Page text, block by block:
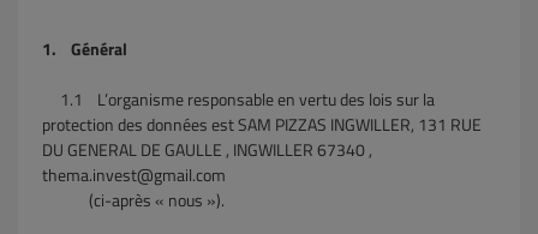
1. Général
1.1
L’organisme responsable en vertu des lois sur la
protection des données est SAM PIZZAS INGWILLER, 131 RUE
DU GENERAL DE GAULLE , INGWILLER 67340 ,
thema.invest@gmail.com
(ci-après « nous »).